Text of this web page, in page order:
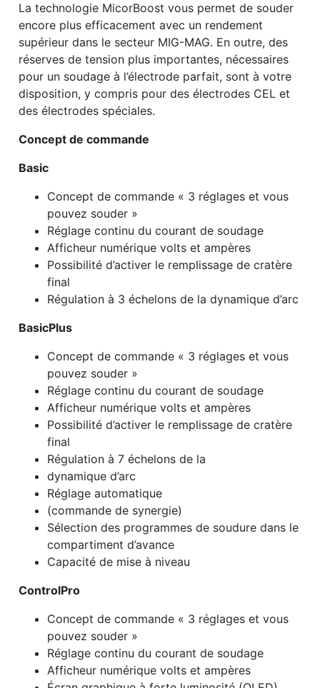
La technologie MicorBoost vous ­permet de souder
encore plus efficacement avec un rendement
supérieur dans le secteur ­MIG-MAG. En outre, des
réserves de tension plus importantes, nécessaires
pour un soudage à l’électrode parfait, sont à votre
disposition, y compris pour des électrodes CEL et
des électrodes spéciales.
Concept de commande
Basic
Concept de commande « 3 réglages et vous
pouvez souder »
Réglage continu du courant de soudage
Afficheur numérique volts et ampères
Possibilité d’activer le remplissage de ­cratère
final
Régulation à 3 échelons de la ­dynamique d’arc
BasicPlus
Concept de commande « 3 réglages et vous
pouvez souder »
Réglage continu du courant de soudage
Afficheur numérique volts et ampères
Possibilité d’activer le remplissage de ­cratère
final
Régulation à 7 échelons de la
dynamique d’arc
Réglage automatique
(commande de synergie)
Sélection des programmes de soudure dans le
compartiment d’avance
Capacité de mise à niveau
ControlPro
Concept de commande « 3 réglages et vous
pouvez souder »
Réglage continu du courant de soudage
Afficheur numérique volts et ampères